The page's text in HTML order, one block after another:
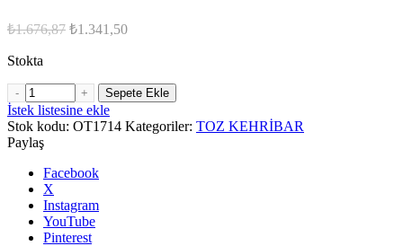
₺1.676,87 Orijinal
₺1.341,50Şu
Stokta
Erkek Arpa Kesim Yeşil Fosforlu Kedigözü Tesbih, Toz
Sepete Ekle
İstek listesine ekle
Stok kodu: OT1714 Kategoriler: TOZ KEHRİBAR
Paylaş
Facebook
X
Instagram
YouTube
Pinterest